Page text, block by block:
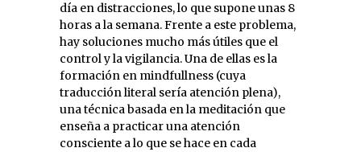
día en distracciones, lo que supone unas 8
horas a la semana. Frente a este problema,
hay soluciones mucho más útiles que el
control y la vigilancia. Una de ellas es la
formación en mindfullness (cuya
traducción literal sería atención plena),
una técnica basada en la meditación que
enseña a practicar una atención
consciente a lo que se hace en cada